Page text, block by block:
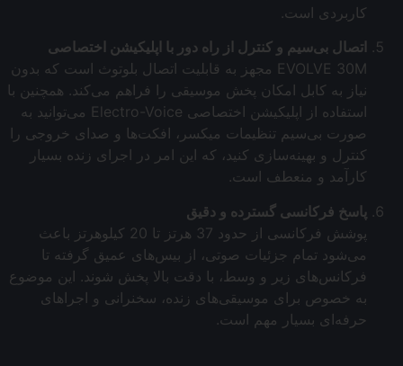
کاربردی است.
اتصال بی‌سیم و کنترل از راه دور با اپلیکیشن اختصاصی
EVOLVE 30M مجهز به قابلیت اتصال بلوتوث است که بدون
نیاز به کابل امکان پخش موسیقی را فراهم می‌کند. همچنین با
استفاده از اپلیکیشن اختصاصی Electro-Voice می‌توانید به
صورت بی‌سیم تنظیمات میکسر، افکت‌ها و صدای خروجی را
کنترل و بهینه‌سازی کنید، که این امر در اجرای زنده بسیار
کارآمد و منعطف است.
پاسخ فرکانسی گسترده و دقیق
پوشش فرکانسی از حدود 37 هرتز تا 20 کیلوهرتز باعث
می‌شود تمام جزئیات صوتی، از بیس‌های عمیق گرفته تا
فرکانس‌های زیر و وسط، با دقت بالا پخش شوند. این موضوع
به خصوص برای موسیقی‌های زنده، سخنرانی و اجراهای
حرفه‌ای بسیار مهم است.